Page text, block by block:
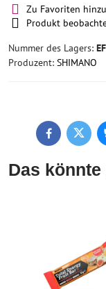
Zu Favoriten
Produkt
Nummer des Lagers:
Produzent: SHIMANO
Facebook
Das